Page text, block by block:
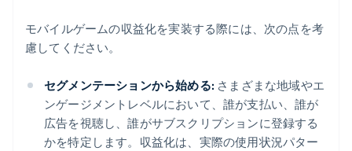
モバイルゲームの収益化を実装する際には、次の点を考
慮してください。
セグメンテーションから始める: さまざまな地域やエ
ンゲージメントレベルにおいて、誰が支払い、誰が
広告を視聴し、誰がサブスクリプションに登録する
かを特定します。収益化は、実際の使用状況パター